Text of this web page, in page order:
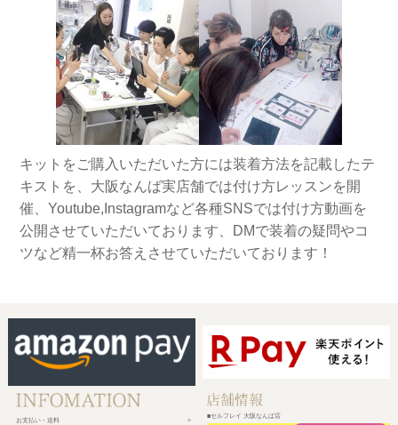
キットをご購入いただいた方には装着方法を記載したテ
キストを、大阪なんば実店舗では付け方レッスンを開
催、Youtube,Instagramなど各種SNSでは付け方動画を
公開させていただいております、DMで装着の疑問やコ
ツなど精一杯お答えさせていただいております！
お支払い・送料
■セルフレイ 大阪なんば店